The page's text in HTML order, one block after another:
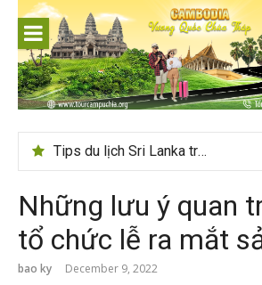
content
Tips du lịch Sri Lanka trọn vẹn cho người mới
Những lưu ý quan
tổ chức lễ ra mắt
bao ky December 9, 2022